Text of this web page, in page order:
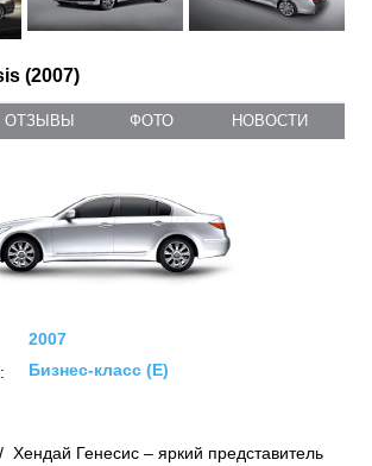
(2007)
ОТЗЫВЫ ФОТО НОВОСТИ
2007
Бизнес-класс (E)
Хендай Генесис – яркий представитель